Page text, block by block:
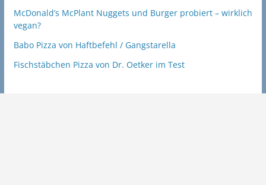
McDonald’s McPlant Nuggets und Burger probiert – wirklich
vegan?
Babo Pizza von Haftbefehl / Gangstarella
Fischstäbchen Pizza von Dr. Oetker im Test